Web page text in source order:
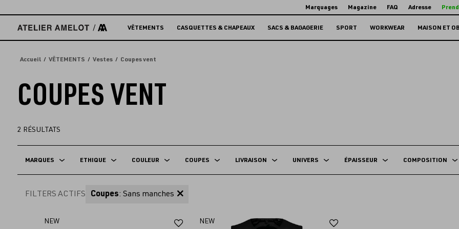
directement
contenu
Marquages Magazine FAQ Adresse
VÊTEMENTS CASQUETTES & CHAPEAUX SACS & BAGAGERIE SPORT WORKWEAR MAISON ET
Accueil VÊTEMENTS Vestes Coupes vent
COUPES VENT
2 RÉSULTATS
MARQUES ETHIQUE COULEUR COUPES LIVRAISON UNIVERS ÉPAISSEUR COMPOSITION
FILTERS ACTIFS Coupes: Sans manches
NEW
Ajouter
NEW